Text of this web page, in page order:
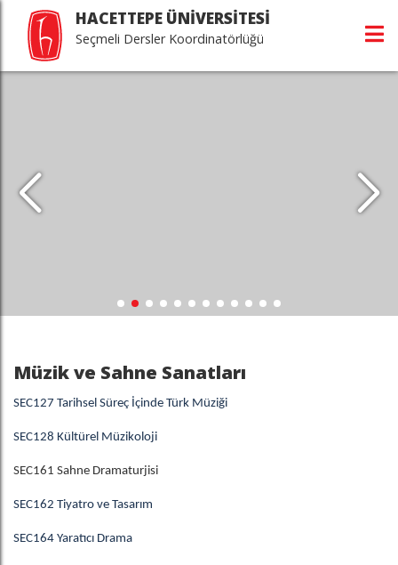
HACETTEPE ÜNİVERSİTESİ
Seçmeli Dersler Koordinatörlüğü
Müzik ve Sahne Sanatları
SEC127 Tarihsel Süreç İçinde Türk Müziği
SEC128 Kültürel Müzikoloji
SEC161 Sahne Dramaturjisi
SEC162 Tiyatro ve Tasarım
SEC164 Yaratıcı Drama